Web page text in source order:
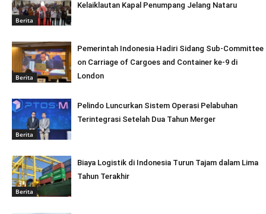
Berita
Kelaiklautan Kapal Penumpang Jelang Nataru
Berita
Pemerintah Indonesia Hadiri Sidang Sub-Committee
on Carriage of Cargoes and Container ke-9 di
London
Berita
Pelindo Luncurkan Sistem Operasi Pelabuhan
Terintegrasi Setelah Dua Tahun Merger
Berita
Biaya Logistik di Indonesia Turun Tajam dalam Lima
Tahun Terakhir